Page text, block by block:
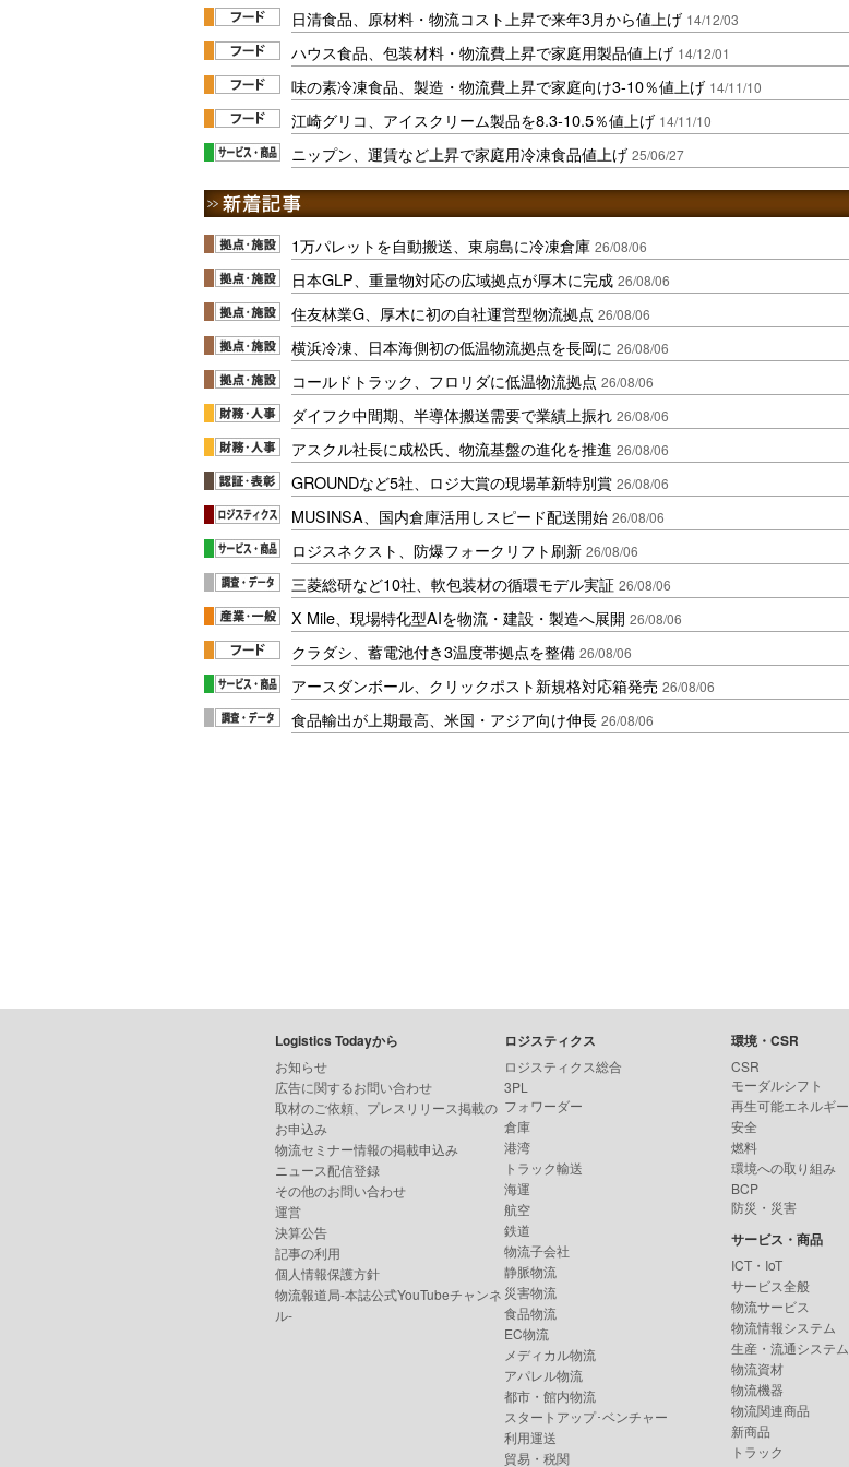
日清食品、原材料・物流コスト上昇で来年3月から値上げ 14/12/03
ハウス食品、包装材料・物流費上昇で家庭用製品値上げ 14/12/01
味の素冷凍食品、製造・物流費上昇で家庭向け3-10％値上げ 14/11/10
江崎グリコ、アイスクリーム製品を8.3-10.5％値上げ 14/11/10
ニップン、運賃など上昇で家庭用冷凍食品値上げ 25/06/27
1万パレットを自動搬送、東扇島に冷凍倉庫 26/08/06
日本GLP、重量物対応の広域拠点が厚木に完成 26/08/06
住友林業G、厚木に初の自社運営型物流拠点 26/08/06
横浜冷凍、日本海側初の低温物流拠点を長岡に 26/08/06
コールドトラック、フロリダに低温物流拠点 26/08/06
ダイフク中間期、半導体搬送需要で業績上振れ 26/08/06
アスクル社長に成松氏、物流基盤の進化を推進 26/08/06
GROUNDなど5社、ロジ大賞の現場革新特別賞 26/08/06
MUSINSA、国内倉庫活用しスピード配送開始 26/08/06
ロジスネクスト、防爆フォークリフト刷新 26/08/06
三菱総研など10社、軟包装材の循環モデル実証 26/08/06
X Mile、現場特化型AIを物流・建設・製造へ展開 26/08/06
クラダシ、蓄電池付き3温度帯拠点を整備 26/08/06
アースダンボール、クリックポスト新規格対応箱発売 26/08/06
食品輸出が上期最高、米国・アジア向け伸長 26/08/06
Logistics Todayから
お知らせ
広告に関するお問い合わせ
取材のご依頼、プレスリリース掲載の
お申込み
物流セミナー情報の掲載申込み
ニュース配信登録
その他のお問い合わせ
運営
決算公告
記事の利用
個人情報保護方針
物流報道局-本誌公式YouTubeチャンネ
ル-
ロジスティクス
ロジスティクス総合
3PL
フォワーダー
倉庫
港湾
トラック輸送
海運
航空
鉄道
物流子会社
静脈物流
災害物流
食品物流
EC物流
メディカル物流
アパレル物流
都市・館内物流
スタートアップ･ベンチャー
利用運送
貿易・税関
環境・CSR
CSR
モーダルシフト
再生可能エネルギー
安全
燃料
環境への取り組み
BCP
防災・災害
サービス・商品
ICT・IoT
サービス全般
物流サービス
物流情報システム
生産・流通システム
物流資材
物流機器
物流関連商品
新商品
トラック